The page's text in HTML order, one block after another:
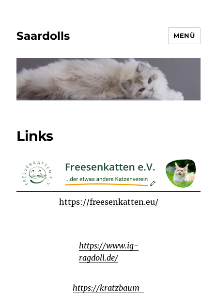
Saardolls MENÜ
Links
https://freesenkatten.eu/
https://www.ig-
ragdoll.de/
https://kratzbaum-